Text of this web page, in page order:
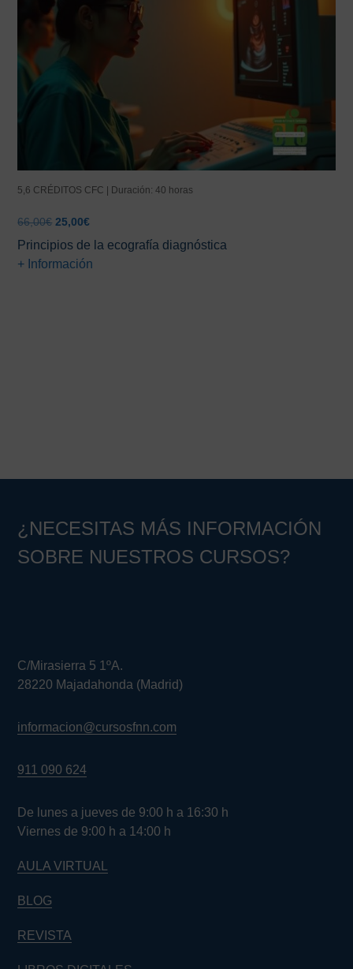
5,6 CRÉDITOS CFC | Duración: 40 horas
66,00€ El
original
era:
25,00€El
actual
es:
Principios de la ecografía diagnóstica
+ Información
¿NECESITAS MÁS INFORMACIÓN
SOBRE NUESTROS CURSOS?
C/Mirasierra 5 1ºA.
28220 Majadahonda (Madrid)
informacion@cursosfnn.com
911 090 624
De lunes a jueves de 9:00 h a 16:30 h
Viernes de 9:00 h a 14:00 h
AULA VIRTUAL
BLOG
REVISTA